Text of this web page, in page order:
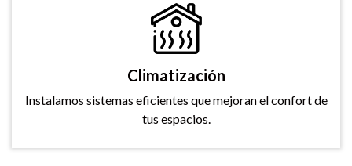
Climatización
Instalamos sistemas eficientes que mejoran el confort de
tus espacios.